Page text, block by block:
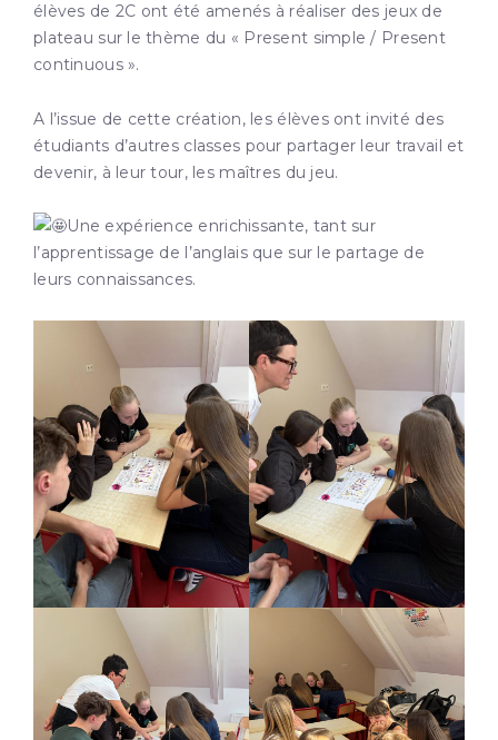
élèves de 2C ont été amenés à réaliser des jeux de
plateau sur le thème du « Present simple / Present
continuous ».
A l’issue de cette création, les élèves ont invité des
étudiants d’autres classes pour partager leur travail et
devenir, à leur tour, les maîtres du jeu.
Une expérience enrichissante, tant sur
l’apprentissage de l’anglais que sur le partage de
leurs connaissances.